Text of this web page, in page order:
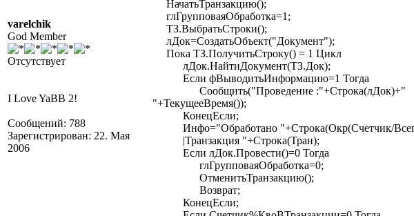
varelchik
God Member
Отсутствует
I Love YaBB 2!
Сообщений: 788
Зарегистрирован: 22. Мая
2006
НачатьТранзакцию();
глГрупповаяОбработка=1;
ТЗ.ВыбратьСтроки();
лДок=СоздатьОбъект("Документ");
Пока ТЗ.ПолучитьСтроку() = 1 Цикл
лДок.НайтиДокумент(ТЗ.Док);
Если фВыводитьИнформацию=1 Тогда
Сообщить("Проведение :"+Строка(лДок)+"
"+ТекущееВремя());
КонецЕсли;
Инфо="Обработано "+Строка(Окр(Счетчик/
|Транзакция "+Строка(Тран);
Если лДок.Провести()=0 Тогда
глГрупповаяОбработка=0;
ОтменитьТранзакцию();
Возврат;
КонецЕсли;